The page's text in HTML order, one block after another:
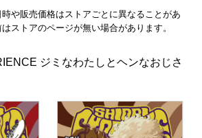
や販売価格はストアごとに異なることがあ
ストアのページが無い場合があります。
ジミなわたしとヘンなおじさ